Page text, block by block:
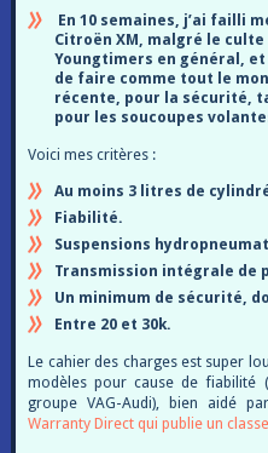
En 10 semaines, j’ai failli
Citroën XM, malgré le
Youngtimers en général,
de faire comme tout le
récente, pour la sécurité,
pour les soucoupes
Voici mes critères :
Au moins 3 litres de
Fiabilité.
Suspensions
Transmission intégrale de
Un minimum de sécurité,
Entre 20 et 30k.
Le cahier des charges est super
modèles pour cause de fiabilité
groupe VAG-Audi), bien aidé
Warranty Direct qui publie un